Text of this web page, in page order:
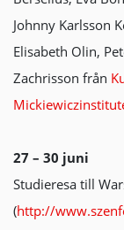
Johnny Karlsson
Elisabeth Olin,
Zachrisson från
27 – 30 juni
Studieresa till
(http://